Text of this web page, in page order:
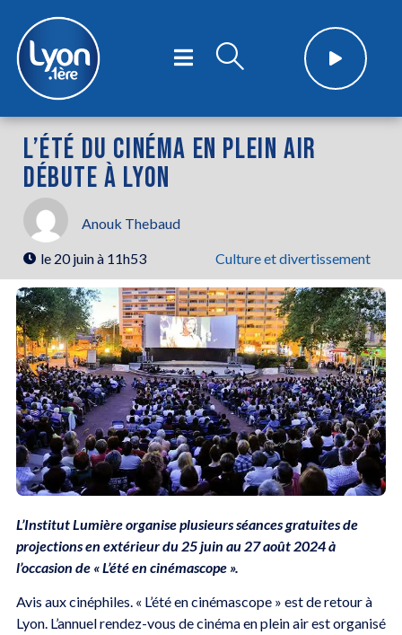
L’ÉTÉ DU CINÉMA EN PLEIN AIR
DÉBUTE À LYON
Anouk Thebaud
le 20 juin à 11h53 Culture et divertissement
L’Institut Lumière organise plusieurs séances gratuites de
projections en extérieur du 25 juin au 27 août 2024 à
l’occasion de « L’été en cinémascope ».
Avis aux cinéphiles. « L’été en cinémascope » est de retour à
Lyon. L’annuel rendez-vous de cinéma en plein air est organisé